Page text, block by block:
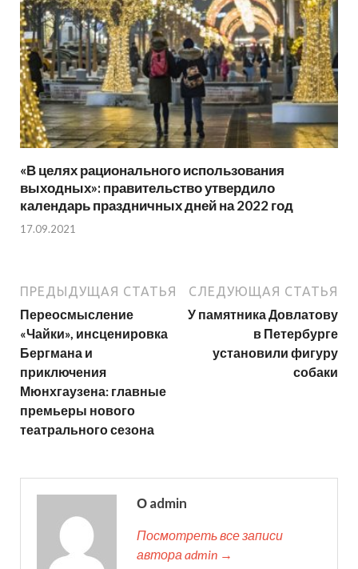
«В целях рационального использования
выходных»: правительство утвердило
календарь праздничных дней на 2022 год
17.09.2021
ПРЕДЫДУЩАЯ СТАТЬЯ
Переосмысление
«Чайки», инсценировка
Бергмана и
приключения
Мюнхгаузена: главные
премьеры нового
театрального сезона
СЛЕДУЮЩАЯ СТАТЬЯ
У памятника Довлатову
в Петербурге
установили фигуру
собаки
О admin
Посмотреть все записи
автора admin →